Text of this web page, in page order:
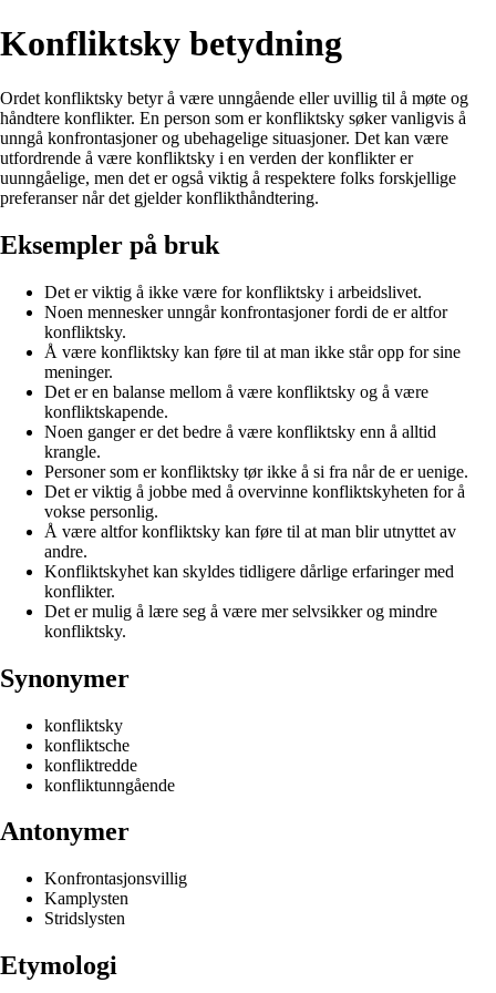
Konfliktsky betydning
Ordet konfliktsky betyr å være unngående eller uvillig til å møte og
håndtere konflikter. En person som er konfliktsky søker vanligvis å
unngå konfrontasjoner og ubehagelige situasjoner. Det kan være
utfordrende å være konfliktsky i en verden der konflikter er
uunngåelige, men det er også viktig å respektere folks forskjellige
preferanser når det gjelder konflikthåndtering.
Eksempler på bruk
Det er viktig å ikke være for konfliktsky i arbeidslivet.
Noen mennesker unngår konfrontasjoner fordi de er altfor
konfliktsky.
Å være konfliktsky kan føre til at man ikke står opp for sine
meninger.
Det er en balanse mellom å være konfliktsky og å være
konfliktskapende.
Noen ganger er det bedre å være konfliktsky enn å alltid
krangle.
Personer som er konfliktsky tør ikke å si fra når de er uenige.
Det er viktig å jobbe med å overvinne konfliktskyheten for å
vokse personlig.
Å være altfor konfliktsky kan føre til at man blir utnyttet av
andre.
Konfliktskyhet kan skyldes tidligere dårlige erfaringer med
konflikter.
Det er mulig å lære seg å være mer selvsikker og mindre
konfliktsky.
Synonymer
konfliktsky
konfliktsche
konfliktredde
konfliktunngående
Antonymer
Konfrontasjonsvillig
Kamplysten
Stridslysten
Etymologi